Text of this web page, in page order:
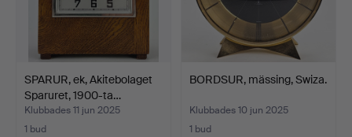
SPARUR, ek, Akitebolaget
Sparuret, 1900-ta…
Klubbades 11 jun 2025
1 bud
BORDSUR, mässing, Swiza.
Klubbades 10 jun 2025
1 bud